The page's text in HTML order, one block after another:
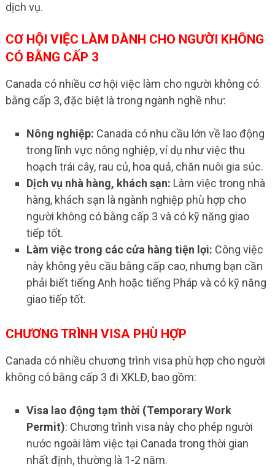
dịch vụ.
CƠ HỘI VIỆC LÀM DÀNH CHO NGƯỜI KHÔNG
CÓ BẰNG CẤP 3
Canada có nhiều cơ hội việc làm cho người không có
bằng cấp 3, đặc biệt là trong ngành nghề như:
Nông nghiệp: Canada có nhu cầu lớn về lao động
trong lĩnh vực nông nghiệp, ví dụ như việc thu
hoạch trái cây, rau củ, hoa quả, chăn nuôi gia súc.
Dịch vụ nhà hàng, khách sạn: Làm việc trong nhà
hàng, khách sạn là ngành nghiệp phù hợp cho
người không có bằng cấp 3 và có kỹ năng giao
tiếp tốt.
Làm việc trong các cửa hàng tiện lợi: Công việc
này không yêu cầu bằng cấp cao, nhưng bạn cần
phải biết tiếng Anh hoặc tiếng Pháp và có kỹ năng
giao tiếp tốt.
CHƯƠNG TRÌNH VISA PHÙ HỢP
Canada có nhiều chương trình visa phù hợp cho người
không có bằng cấp 3 đi XKLĐ, bao gồm:
Visa lao động tạm thời (Temporary Work
Permit): Chương trình visa này cho phép người
nước ngoài làm việc tại Canada trong thời gian
nhất định, thường là 1-2 năm.